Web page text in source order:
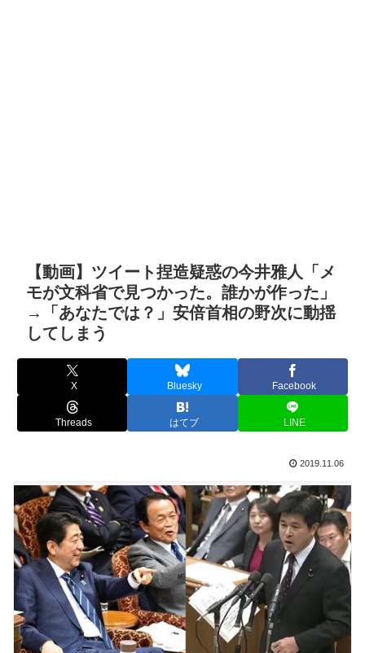
【動画】ツイート捏造疑惑の今井雅人「メ
モが文科省で見つかった。誰かが作った」
→「あなたでは？」安倍首相の野次に動揺
してしまう
X Bluesky Facebook
Threads はてブ LINE
2019.11.06